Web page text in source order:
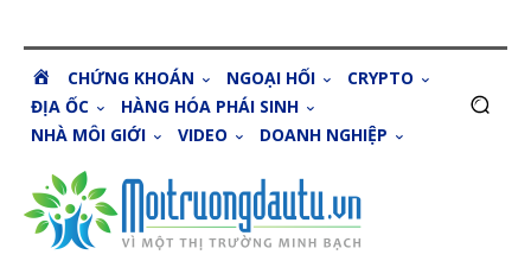
O
M
CHỨNG KHOÁN NGOẠI HỐI
CRYPTO
ĐỊA ỐC
HÀNG HÓA PHÁI SINH
NHÀ MÔI GIỚI
VIDEO DOANH NGHIỆP